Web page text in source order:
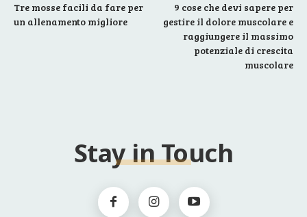
Tre mosse facili da fare per
un allenamento migliore
9 cose che devi sapere per
gestire il dolore muscolare e
raggiungere il massimo
potenziale di crescita
muscolare
Stay in Touch